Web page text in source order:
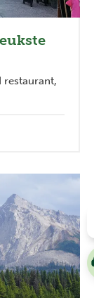
restaurant,